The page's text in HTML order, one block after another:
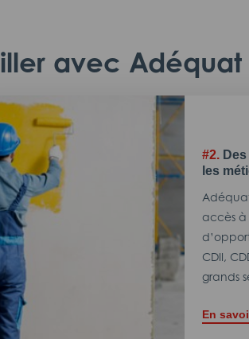
avec Adéquat
#2.
les
accès à
CDII,
grands
En